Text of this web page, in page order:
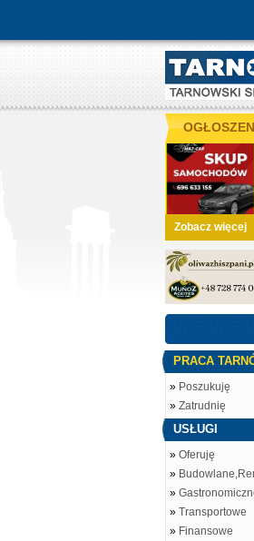
Zobacz więcej
PRACA
» Poszukuję
» Zatrudnię
USŁUGI
» Oferuję
»
»
» Transportowe
» Finansowe